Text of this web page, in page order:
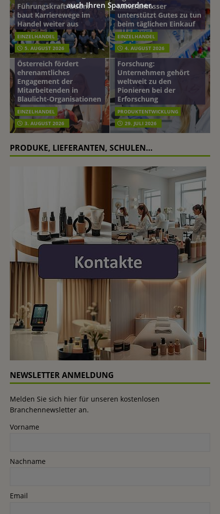
Führungskraft: budni
baut Karrierewege im
Handel weiter aus
EINZELHANDEL
5. AUGUST 2026
Mineralwasser
unterstützt Gutes zu tun
beim täglichen Einkauf
EINZELHANDEL
4. AUGUST 2026
mehr vom leben tag: dm
Österreich fördert
ehrenamtliches
Engagement der
Mitarbeitenden in
Blaulicht-Organisationen
EINZELHANDEL
3. AUGUST 2026
Beiersdorf
Hautmikrobiom-
Forschung:
Unternehmen gehört
weltweit zu den
Pionieren bei der
Erforschung
PRODUKTENTWICKLUNG
29. JULI 2026
PRODUKE, LIEFERANTEN, SCHULEN…
NEWSLETTER ANMELDUNG
Melden Sie sich hier für unseren kostenlosen
Branchennewsletter an.
Vorname
Nachname
Email
auch Ihren Spamordner.